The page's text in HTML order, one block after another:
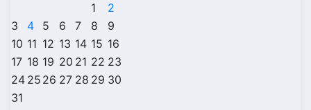
1
2
3
4 5 6 7 8
9
10 11 12 13 14 15 16
17 18 19 20 21 22 23
24 25 26 27 28 29 30
31